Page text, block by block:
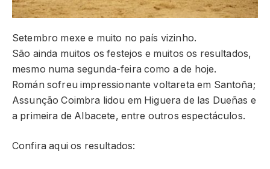
Setembro mexe e muito no país vizinho.
São ainda muitos os festejos e muitos os resultados,
mesmo numa segunda-feira como a de hoje.
Román sofreu impressionante voltareta em Santoña;
Assunção Coimbra lidou em Higuera de las Dueñas e
a primeira de Albacete, entre outros espectáculos.
Confira aqui os resultados: